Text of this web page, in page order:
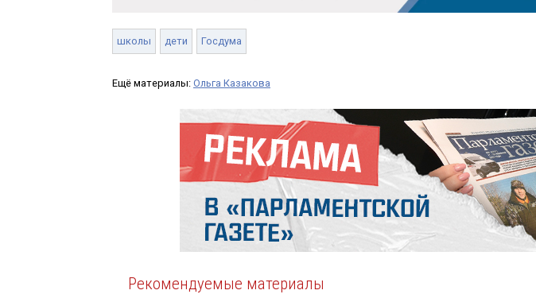
школы дети Госдума
Ещё материалы: Ольга Казакова
Рекомендуемые материалы